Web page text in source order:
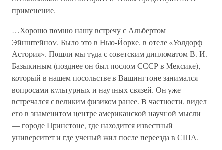
применение.
…Хорошо помню нашу встречу с Альбертом
Эйнштейном. Было это в Нью-Йорке, в отеле «Уолдорф
Астория». Пошли мы туда с советским дипломатом В. И.
Базыкиным (позднее он был послом СССР в Мексике),
который в нашем посольстве в Вашингтоне занимался
вопросами культурных и научных связей. Он уже
встречался с великим физиком ранее. В частности, видел
его в знаменитом центре американской научной мысли
— городе Принстоне, где находится известный
университет и где ученый жил после переезда в США.